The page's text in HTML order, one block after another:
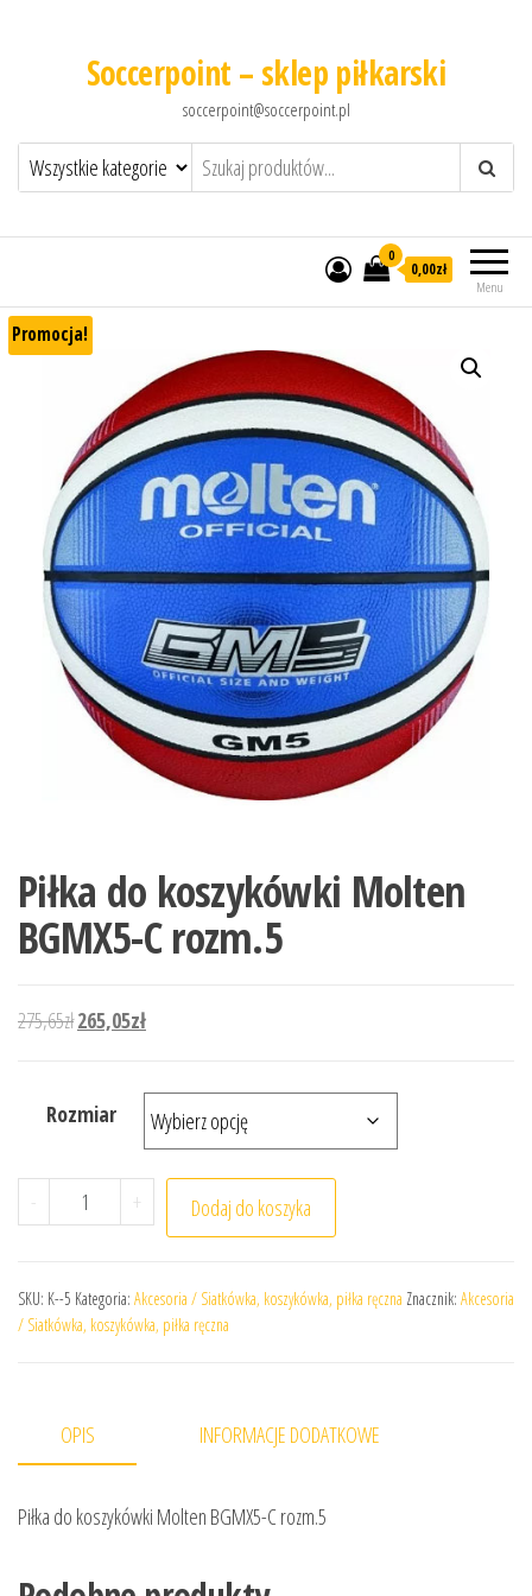
Soccerpoint – sklep piłkarski
soccerpoint@soccerpoint.pl
Menu
0
0,00zł
Promocja!
Piłka do koszykówki Molten
BGMX5-C rozm.5
275,65złPierwotna cena wynosiła: 275,65zł.
265,05złAktualna cena wynosi: 265,05zł.
Rozmiar
- ilość Piłka do koszykówki Molten BGMX5-C rozm.5
+ Dodaj do koszyka
SKU: K--5 Kategoria: Akcesoria / Siatkówka, koszykówka, piłka ręczna Znacznik: Akcesoria
/ Siatkówka, koszykówka, piłka ręczna
OPIS INFORMACJE DODATKOWE
Piłka do koszykówki Molten BGMX5-C rozm.5